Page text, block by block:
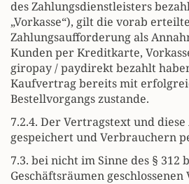
des Zahlungsdienstleisters
„Vorkasse“), gilt die vorab erteilte
Zahlungsaufforderung als
Kunden per Kreditkarte,
giropay / paydirekt bezahlt
Kaufvertrag bereits mit
Bestellvorgangs zustande.
7.2.4. Der Vertragstext und
gespeichert und Verbrauchern
7.3. bei nicht im Sinne des § 312
Geschäftsräumen